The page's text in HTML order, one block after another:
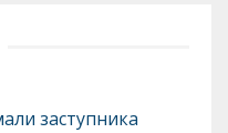
заступника